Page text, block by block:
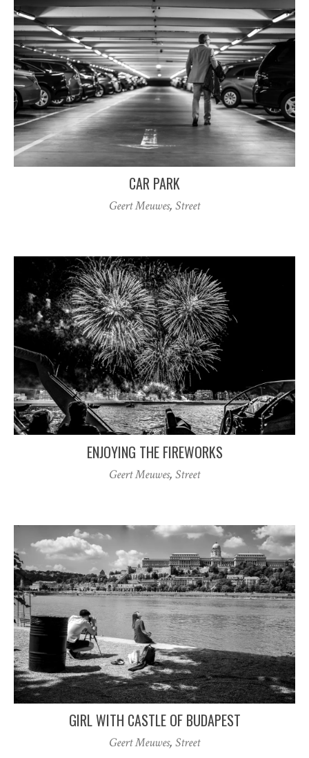
CAR PARK
Geert Meuwes, Street
ENJOYING THE FIREWORKS
Geert Meuwes, Street
GIRL WITH CASTLE OF BUDAPEST
Geert Meuwes, Street